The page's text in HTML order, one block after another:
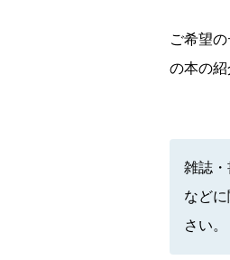
ご希望
の本の紹
雑誌
など
さい。